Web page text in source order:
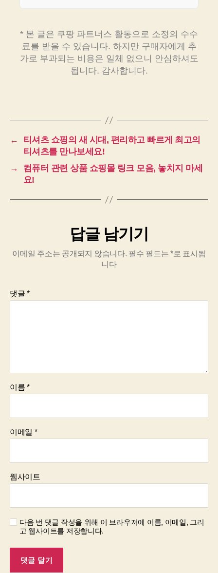
* 본 글은 쿠팡 파트너스 활동으로 소정의 수수
료를 받을 수 있습니다. 하지만 구매자에게 추
가로 부과되는 비용은 일체 없으니 안심하셔도
됩니다. 감사합니다.
←
티셔츠 쇼핑의 새 시대, 편리하고 빠르게 최고의
티셔츠를 만나보세요!
→
컴퓨터 관련 상품 쇼핑몰 링크 모음, 놓치지 마세
요!
답글 남기기
이메일 주소는 공개되지 않습니다. 필수 필드는*로 표시됩
니다
댓글*
이름*
이메일 *
웹사이트
다음 번 댓글 작성을 위해 이 브라우저에 이름, 이메일, 그리
고 웹사이트를 저장합니다.